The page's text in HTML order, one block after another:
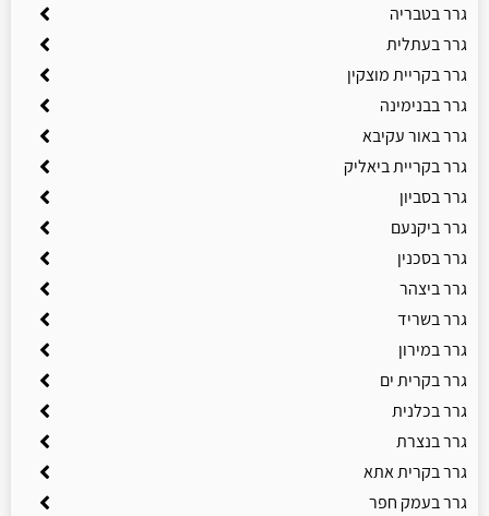
גרר בטבריה
גרר בעתלית
גרר בקריית מוצקין
גרר בבנימינה
גרר באור עקיבא
גרר בקריית ביאליק
גרר בסביון
גרר ביקנעם
גרר בסכנין
גרר ביצהר
גרר בשריד
גרר במירון
גרר בקרית ים
גרר בכלנית
גרר בנצרת
גרר בקרית אתא
גרר בעמק חפר